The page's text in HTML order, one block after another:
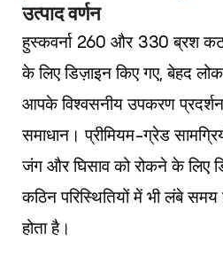
उत्पाद वर्णन
हुस्कवर्ना 260 और 330 ब्रश
के लिए डिज़ाइन किए गए, बेहद
आपके विश्वसनीय उपकरण
समाधान। प्रीमियम-ग्रेड
जंग और घिसाव को रोकने के लिए
कठिन परिस्थितियों में भी लंबे
होता है।